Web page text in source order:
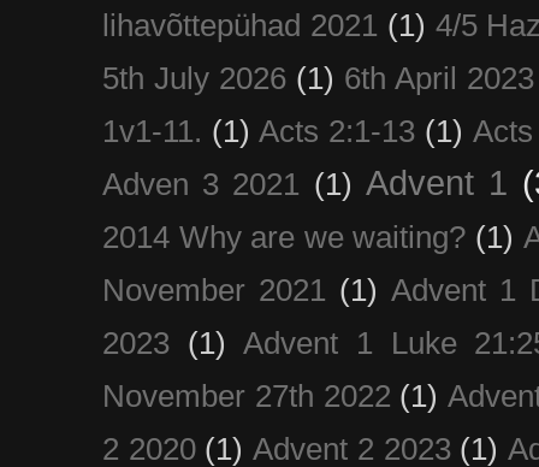
lihavõttepühad 2021 (1) 4/5
5th July 2026 (1) 6th April 2023
1v1-11. (1) Acts 2:1-13 (1)
Adven 3 2021 (1) Advent 1
2014 Why are we waiting? (1)
November 2021 (1) Advent 1
2023 (1) Advent 1 Luke
November 27th 2022 (1)
2 2020 (1) Advent 2 2023 (1)